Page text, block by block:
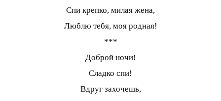
Спи крепко, милая жена,
Люблю тебя, моя родная!
***
Доброй ночи!
Сладко спи!
Вдруг захочешь,